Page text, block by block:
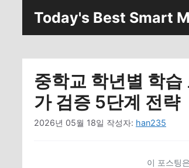
Today's Best Smart
중학교 학년별 학
가 검증 5단계 전략
2026년 05월 18일 작성자: han235
이 포스팅